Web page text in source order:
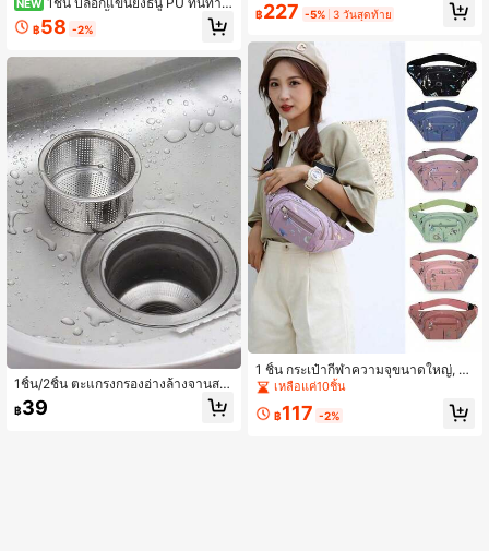
NEW
ปรับได้ สีดำ - 1ชิ้น สวมใส่สบายพร้อมส
ายรัดหัวเข็มขัดนิรภัยสำหรับป้องกันปล
ารฝึกยิงปืน อุปกรณ์ยิงธนู
฿58 -2%
1ชิ้น/2ชิ้น ตะแกรงกรองอ่างล้างจานสแ
ตนเลสพร้อมด้ามจับ, ตัวกรองตาข่ายละ
เอียดกันสนิม, เหมาะสำหรับอ่างล้างจา
฿39
ใหญ่ ทรงลึก ปีกหมวกแบบเป็ด แผ่นบัง
แดดเบา สีพื้น หมวกกันแดดสำหรับใส่ก
฿227 -5% 3 วันสุดท้าย
1 ชิ้น กระเป๋ากีฬาความจุขนาดใหญ่, กร
ะเป๋าคาดเอวสำหรับโทรศัพท์, กระเป๋าส
ะพายไหล่แบบอเนกประสงค์สำหรับวิ่ง
(ลวดลายตัดแบบสุ่ม)
เหลือแค่10ชิ้น
฿117 -2%